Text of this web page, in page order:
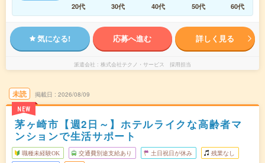
20代
30代 40代 50代 60代
気になる! 応募へ進む 詳しく見る
派遣会社 株式会社テクノ・サービス 採用担当
未読
NEW
掲載日 2026/08/09
茅ヶ崎市【週2日～】ホテルライクな高齢者マ
ンションで生活サポート
職種未経験OK 交通費別途支給あり 土日祝日が休み 残業なし